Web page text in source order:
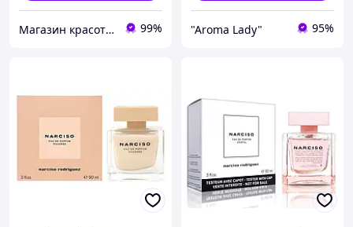
Магазин красоты и удовольствий "Фантастиш" 99% "Aroma Lady" 95%